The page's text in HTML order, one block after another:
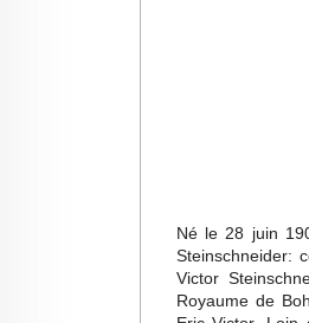
Né le 28 juin
Steinschneider:
Victor
Royaume de